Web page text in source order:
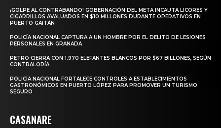
¡GOLPE AL CONTRABANDO! GOBERNACIÓN DEL META INCAUTA LICORES Y
CIGARRILLOS AVALUADOS EN $10 MILLONES DURANTE OPERATIVOS EN
PUERTO GAITÁN
POLICÍA NACIONAL CAPTURA A UN HOMBRE POR EL DELITO DE LESIONES
PERSONALES EN GRANADA
PETRO CIERRA CON 1.970 ELEFANTES BLANCOS POR $67 BILLONES, SEGÚN
CONTRALORÍA
POLICÍA NACIONAL FORTALECE CONTROLES A ESTABLECIMIENTOS
GASTRONÓMICOS EN PUERTO LÓPEZ PARA PROMOVER UN TURISMO
SEGURO
CASANARE